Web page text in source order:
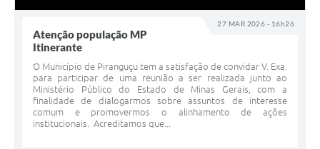
27 MAR 2026 - 16h26
Atenção população MP
Itinerante
O Município de Piranguçu tem a satisfação de convidar V. Exa.
para participar de uma reunião a ser realizada junto ao
Ministério Público do Estado de Minas Gerais, com a
finalidade de dialogarmos sobre assuntos de interesse
comum e promovermos o alinhamento de ações
institucionais. Acreditamos que...